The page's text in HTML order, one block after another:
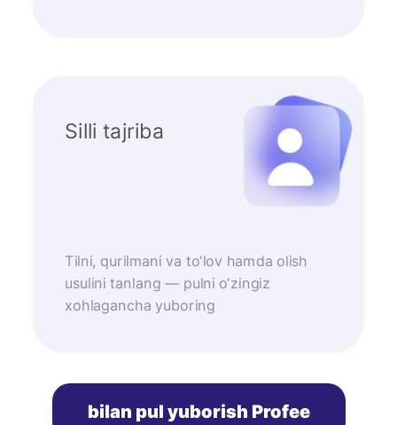
Silli tajriba
Tilni, qurilmani va to‘lov hamda olish
usulini tanlang — pulni o‘zingiz
xohlagancha yuboring
bilan pul yuborish Profee